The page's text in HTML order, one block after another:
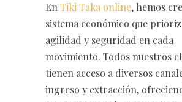
En Tiki Taka online, hemos
sistema económico que
agilidad y seguridad en cada
movimiento. Todos nuestros
tienen acceso a diversos
ingreso y extracción,